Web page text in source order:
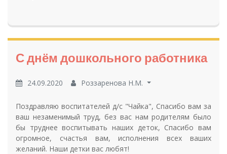
С днём дошкольного работника
24.09.2020 Роззаренова Н.М.
Поздравляю воспитателей д/с "Чайка", Спасибо вам за
ваш незаменимый труд, без вас нам родителям было
бы труднее воспитывать наших деток, Спасибо вам
огромное, счастья вам, исполнения всех ваших
желаний. Наши детки вас любят!